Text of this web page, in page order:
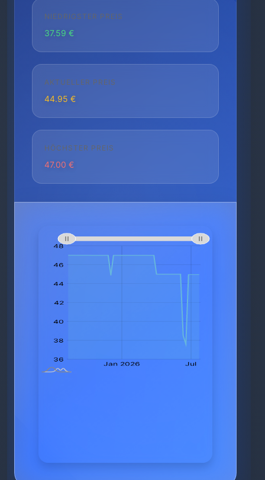
NIEDRIGSTER PREIS
37.59 €
AKTUELLER PREIS
44.95 €
HÖCHSTER PREIS
47.00 €